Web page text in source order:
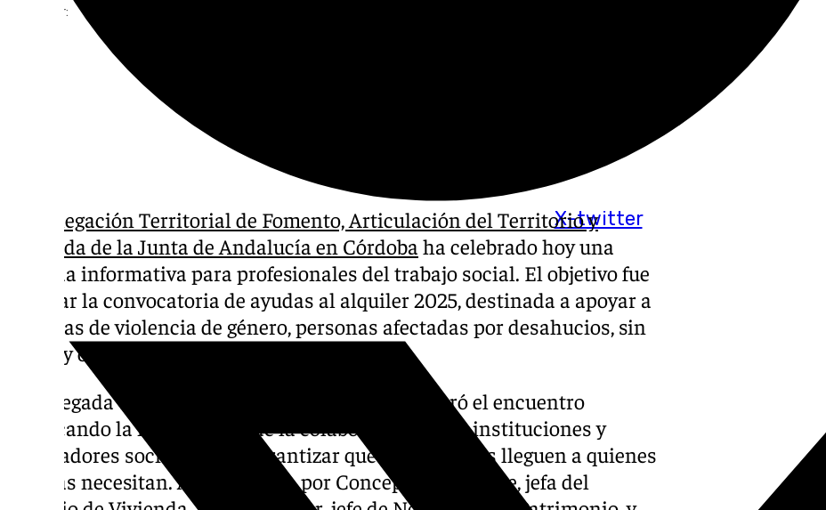
X-twitter
Compartir:
Delegación Territorial de Fomento, Articulación del Territorio y
Vivienda de la Junta de Andalucía en Córdoba ha celebrado hoy una
jornada informativa para profesionales del trabajo social. El objetivo fue
detallar la convocatoria de ayudas al alquiler 2025, destinada a apoyar a
víctimas de violencia de género, personas afectadas por desahucios, sin
hogar y otros grupos vulnerables.
La delegada territorial, Carmen Granados, inauguró el encuentro
destacando la importancia de la colaboración entre instituciones y
trabajadores sociales para garantizar que estas ayudas lleguen a quienes
más las necesitan. Acompañada por Concepción Alinque, jefa del